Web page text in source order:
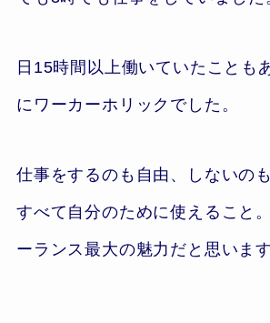
日15時間以上働いていたことも
にワーカーホリックでした。
仕事をするのも自由、しないの
すべて自分のために使えること
ーランス最大の魅力だと思います